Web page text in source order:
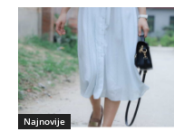
Najnovije